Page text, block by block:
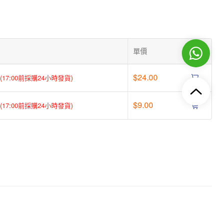
單價 操作
(17:00前採購24小時發貨) $24.00
(17:00前採購24小時發貨) $9.00